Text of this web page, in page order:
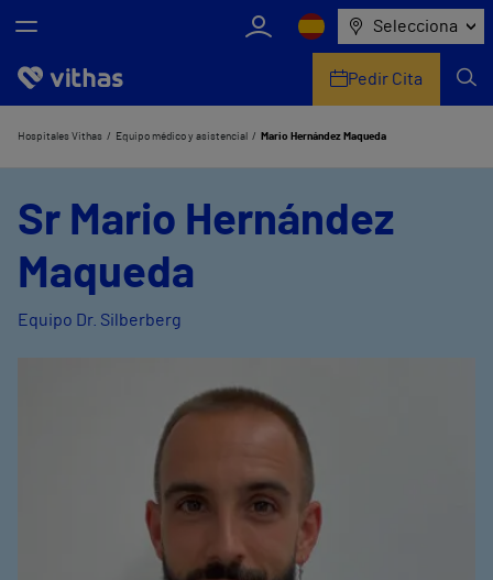
Selecciona
Nosotros
Equipo médico y asistencial
Pedir Cita
Hospitales Vithas Equipo médico y asistencial Mario Hernández Maqueda
Sr Mario Hernández
Maqueda
Equipo Dr. Silberberg